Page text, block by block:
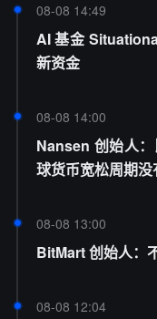
08-08 14:49
AI 基金
新资金
08-08 14:00
Nansen 创始人
球货币宽松周期
08-08 13:00
BitMart 创始人：
08-08 12:04